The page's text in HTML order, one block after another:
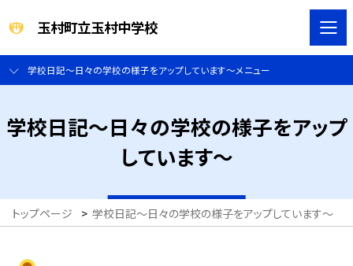
玉村町立玉村中学校
学校日記～日々の学校の様子をアップしています～メニュー
学校日記～日々の学校の様子をアップ
しています～
トップページ > 学校日記～日々の学校の様子をアップしています～